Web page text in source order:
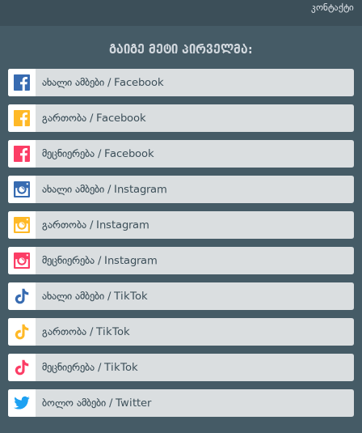
კონტაქტი
გაიგე მეტი პირველმა:
ახალი ამბები / Facebook
გართობა / Facebook
მეცნიერება / Facebook
ახალი ამბები / Instagram
გართობა / Instagram
მეცნიერება / Instagram
ახალი ამბები / TikTok
გართობა / TikTok
მეცნიერება / TikTok
ბოლო ამბები / Twitter